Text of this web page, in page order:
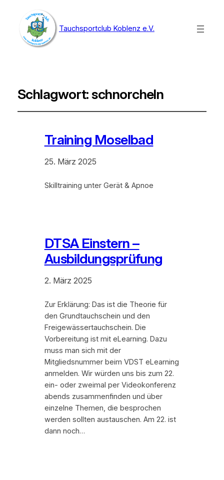
Tauchsportclub Koblenz e.V.
Schlagwort:schnorcheln
Training Moselbad
25. März 2025
Skilltraining unter Gerät & Apnoe
DTSA Einstern –
Ausbildungsprüfung
2. März 2025
Zur Erklärung: Das ist die Theorie für
den Grundtauchschein und den
Freigewässertauchschein. Die
Vorbereitung ist mit eLearning. Dazu
muss man sich mit der
Mitgliedsnummer beim VDST eLearning
anmelden. Wir würden uns bis zum 22.
ein- oder zweimal per Videokonferenz
abends zusammenfinden und über
einzelne Themen, die besprochen
werden sollten austauschen. Am 22. ist
dann noch…